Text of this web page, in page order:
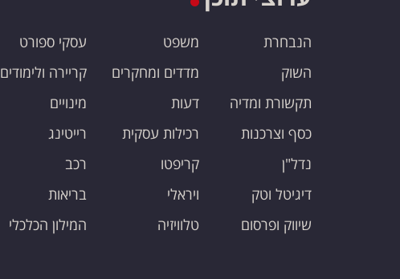
הנבחרת
השוק
תקשורת ומדיה
כסף וצרכנות
נדל"ן
דיגיטל וטק
שיווק ופרסום
משפט
מדדים ומחקרים
דעות
רכילות עסקית
קריפטו
ויראלי
טלוויזיה
עסקי ספורט
קריירה ולימודים
מינויים
רייטינג
רכב
בריאות
המילון הכלכלי